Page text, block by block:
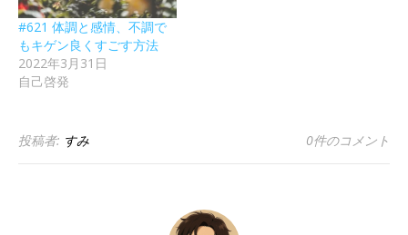
#621 体調と感情、不調で
もキゲン良くすごす方法
2022年3月31日
自己啓発
投稿者: すみ 0件のコメント